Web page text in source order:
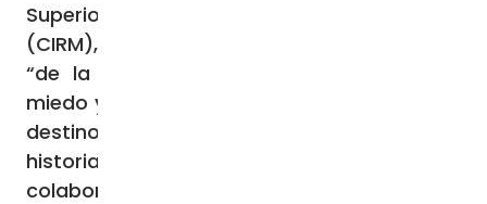
Superiores Mayores de Religiosos de México
(CIRM), destacó que este proyecto surgió
“de la certeza de que la indiferencia, el
miedo y la violencia no constituyen nuestro
destino, sino una etapa sombría en nuestra
historia que podremos superar mediante la
colaboración”.